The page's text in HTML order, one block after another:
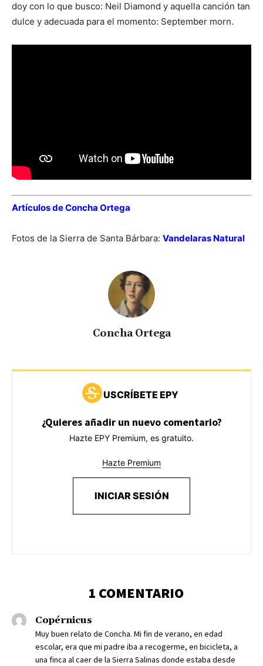
doy con lo que busco: Neil Diamond y aquella canción tan
dulce y adecuada para el momento: September morn.
Artículos de Concha Ortega
Fotos de la Sierra de Santa Bárbara: Vandelaras Natural
Concha Ortega
USCRÍBETE EPY
¿Quieres añadir un nuevo comentario?
Hazte EPY Premium, es gratuito.
Hazte Premium
INICIAR SESIÓN
1 COMENTARIO
Copérnicus
Muy buen relato de Concha. Mi fin de verano, en edad
escolar, era que mi padre iba a recogerme, en bicicleta, a
una finca al caer de la Sierra Salinas donde estaba desde